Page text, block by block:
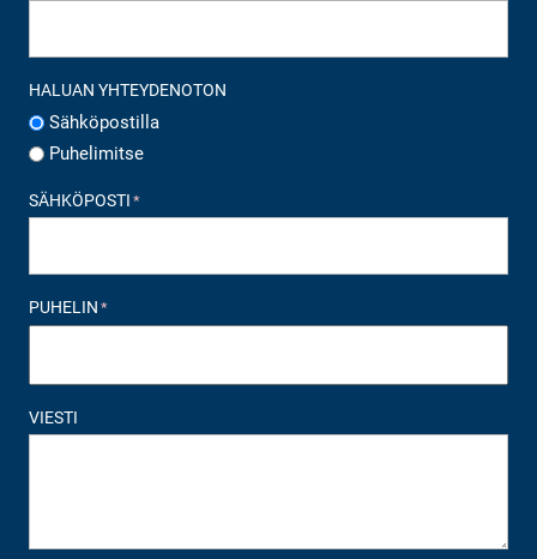
HALUAN YHTEYDENOTON
Sähköpostilla
Puhelimitse
SÄHKÖPOSTI *
PUHELIN *
VIESTI